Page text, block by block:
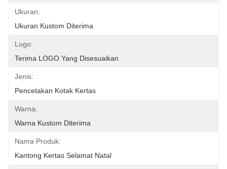
Ukuran:
Ukuran Kustom Diterima
Logo:
Terima LOGO Yang Disesuaikan
Jenis:
Pencetakan Kotak Kertas
Warna:
Warna Kustom Diterima
Nama Produk:
Kantong Kertas Selamat Natal